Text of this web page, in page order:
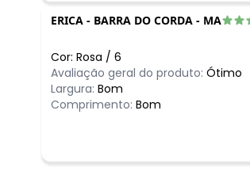
ERICA - BARRA DO CORDA - MA
Cor: Rosa / 6
Avaliação geral do produto: Ótimo
Largura: Bom
Comprimento: Bom